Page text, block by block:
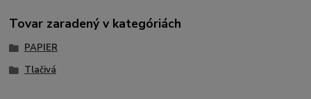
Tovar zaradený v kategóriách
PAPIER
Tlačivá